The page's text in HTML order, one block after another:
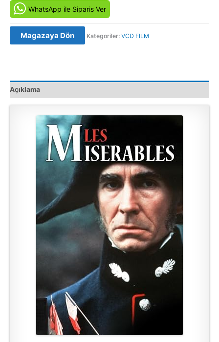
Miserables
Orijinal
VCD
Film
WhatsApp ile Siparis Ver
Magazaya Dön Kategoriler: VCD FILM
Açıklama